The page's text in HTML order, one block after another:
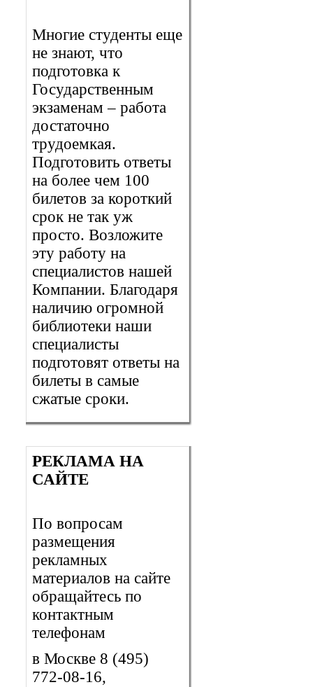
Многие студенты еще
не знают, что
подготовка к
Государственным
экзаменам – работа
достаточно
трудоемкая.
Подготовить ответы
на более чем 100
билетов за короткий
срок не так уж
просто. Возложите
эту работу на
специалистов нашей
Компании. Благодаря
наличию огромной
библиотеки наши
специалисты
подготовят ответы на
билеты в самые
сжатые сроки.
РЕКЛАМА НА
САЙТЕ
По вопросам
размещения
рекламных
материалов на сайте
обращайтесь по
контактным
телефонам
в Москве 8 (495)
772-08-16,